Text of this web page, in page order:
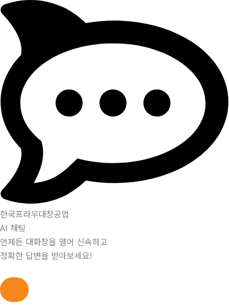
한국프라우대창공업
AI 채팅
언제든 대화창을 열어 신속하고
정확한 답변을 받아보세요!